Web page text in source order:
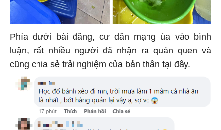
Phía dưới bài đăng, cư dân mạng ùa vào bình
luận, rất nhiều người đã nhận ra quán quen và
cũng chia sẻ trải nghiệm của bản thân tại đây.